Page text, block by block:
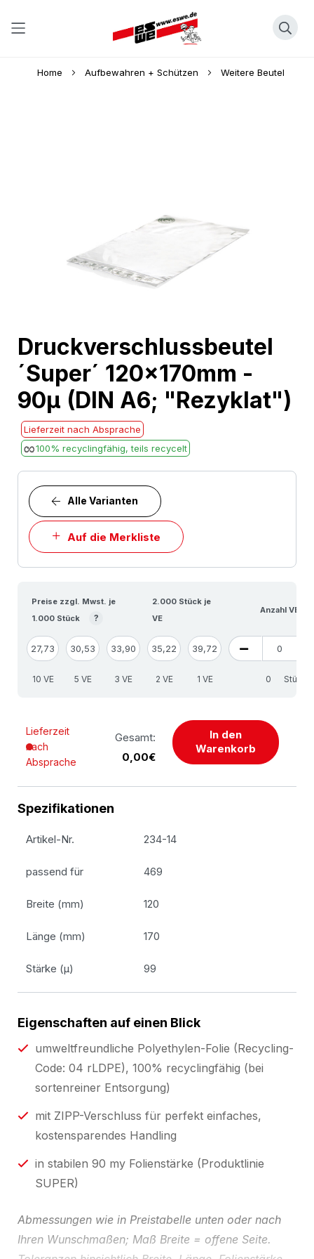
Home Aufbewahren + Schützen Weitere Beutel
to
the
beginning
of
the
images
Druckverschlussbeutel
´Super´ 120x170mm -
90µ (DIN A6; "Rezyklat")
Lieferzeit nach Absprache
100% recyclingfähig, teils recycelt
Auf die Merkliste
Alle Varianten
Preise zzgl. Mwst. je
1.000 Stück
?
2.000 Stück je
VE
Anzahl VE
27,73 30,53 33,90 35,22 39,72
10 VE 5 VE 3 VE 2 VE 1 VE Stück
Lieferzeit
nach
Absprache
Gesamt:
0,00€
In den
Warenkorb
Spezifikationen
Artikel-Nr. 234-14
passend für 469
Breite (mm) 120
Länge (mm) 170
Stärke (µ) 99
Eigenschaften auf einen Blick
umweltfreundliche Polyethylen-Folie (Recycling-
Code: 04 rLDPE), 100% recyclingfähig (bei
sortenreiner Entsorgung)
mit ZIPP-Verschluss für perfekt einfaches,
kostensparendes Handling
in stabilen 90 my Folienstärke (Produktlinie
SUPER)
Abmessungen wie in Preistabelle unten oder nach
Ihren Wunschmaßen; Maß Breite = offene Seite.